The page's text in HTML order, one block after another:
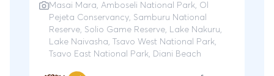
parken, voordat je je vakantie eindigt met
een paar heerlijke dagen aan het
strand.Als er ooit een kans was om alle
leden van de Big Five te zien, dan is dat
met deze reis. Allereerst ga je naar het Ol’
Masai Mara, Amboseli National Park, Ol
Pejeta Conservancy, Samburu National
Reserve, Solio Game Reserve, Lake Nakuru,
Lake Naivasha, Tsavo West National Park,
Tsavo East National Park, Diani Beach